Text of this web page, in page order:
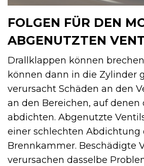
FOLGEN FÜR DEN
ABGENUTZTEN
Drallklappen können
können dann in die Zylinder
verursacht Schäden an den
an den Bereichen, auf denen
abdichten. Abgenutzte
einer schlechten Abdichtung
Brennkammer. Beschädigte
verursachen dasselbe